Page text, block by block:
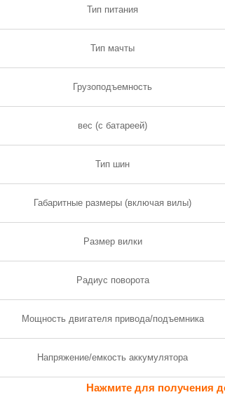
Тип питания
Тип мачты
Грузоподъемность
вес (с батареей)
Тип шин
Габаритные размеры (включая вилы)
Размер вилки
Радиус поворота
Мощность двигателя привода/подъемника
Напряжение/емкость аккумулятора
Нажмите для получения